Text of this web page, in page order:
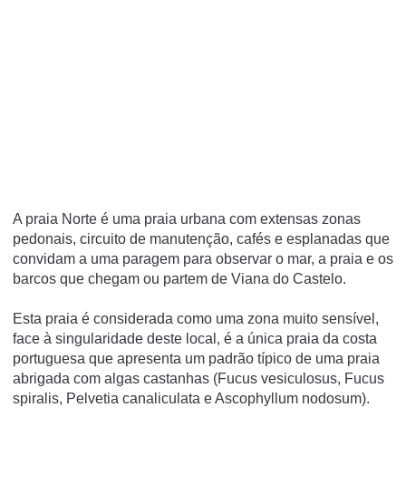
A praia Norte é uma praia urbana com extensas zonas
pedonais, circuito de manutenção, cafés e esplanadas que
convidam a uma paragem para observar o mar, a praia e os
barcos que chegam ou partem de Viana do Castelo.
Esta praia é considerada como uma zona muito sensível,
face à singularidade deste local, é a única praia da costa
portuguesa que apresenta um padrão típico de uma praia
abrigada com algas castanhas (Fucus vesiculosus, Fucus
spiralis, Pelvetia canaliculata e Ascophyllum nodosum).